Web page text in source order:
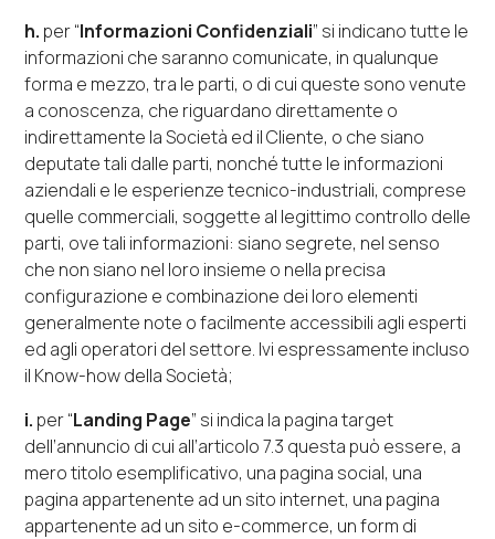
h. per “Informazioni Confidenziali” si indicano tutte le
informazioni che saranno comunicate, in qualunque
forma e mezzo, tra le parti, o di cui queste sono venute
a conoscenza, che riguardano direttamente o
indirettamente la Società ed il Cliente, o che siano
deputate tali dalle parti, nonché tutte le informazioni
aziendali e le esperienze tecnico-industriali, comprese
quelle commerciali, soggette al legittimo controllo delle
parti, ove tali informazioni: siano segrete, nel senso
che non siano nel loro insieme o nella precisa
configurazione e combinazione dei loro elementi
generalmente note o facilmente accessibili agli esperti
ed agli operatori del settore. Ivi espressamente incluso
il Know-howdella Società;
i. per “Landing Page” si indica la paginatarget
dell’annuncio di cui all’articolo 7.3 questa può essere, a
mero titolo esemplificativo, una pagina social, una
pagina appartenente ad un sito internet, una pagina
appartenente ad un sito e-commerce, unform di